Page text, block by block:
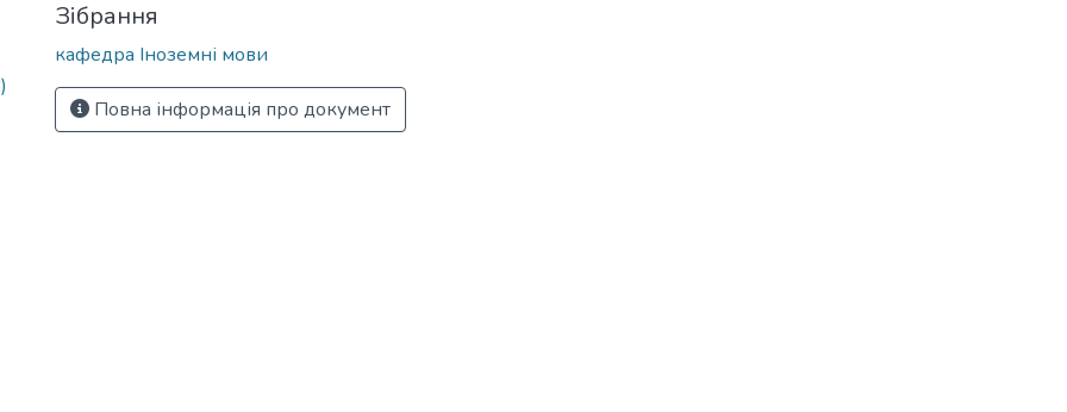
Зібрання
кафедра Іноземні мови
Повна інформація про документ